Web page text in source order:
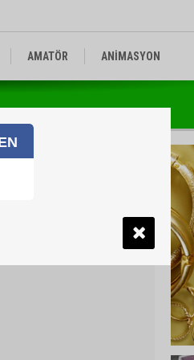
AMATÖR ANİMASYON